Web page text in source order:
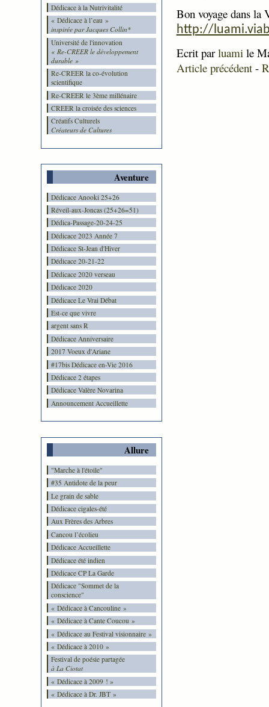
Dédicace à la Nutrivitalité
« Dédicace à l’eau »
inspirée par Jacques Collin*
Université de l'innovation
« Re-CREER le développement
durable »
Re-CREER la co-évolution
scientifique
Re-CREER le 3ème millénaire
CREER la croisée des sciences
Créatifs Culturels
Créateurs de Cultures
Aventure
Dédicace Anooki 25+26
Réveil-aux-Joncas (25+26=51)
Dédica-Passage-20-24-25
Dédicace 2023 Année 7
Dédicace St-Jean d'Hiver
Dédicace 20-21-22
Dédicace 2020 verseau
Dédicace 2020
Dédicace Le Vrai Débat
Est-ce que vivre
argent sans R
Dédicace Anniversaire
2017 Voeux d'Ariane
#17bis Dédicace en-Vie 2016
Dédicace 2 étapes
Dédicace Valère Novarina
Announcement Accueillette
Allure
"Marche à l'étoile"
#35 Antidote de la peur
Le grain de sable
Dédicace cigales-été
Aux Frères des Arbres
Cancou l’écolieu
Dédicace Accueillette
Dédicace été indien
Dédicace CP La Garde
Dédicace "Sommet de la
conscience"
« Dédicace à Cancouline »
« Dédicace à Cante Coucou »
« Dédicace au Festival visionnaire »
« Dédicace à 2010 »
Festival de poésie partagée
à La Ciotat
« Dédicace à 2009 ! »
« Dédicace à Dr. JBT »
Bon voyage dans la
http://
Ecrit parluami le
Article précédent-